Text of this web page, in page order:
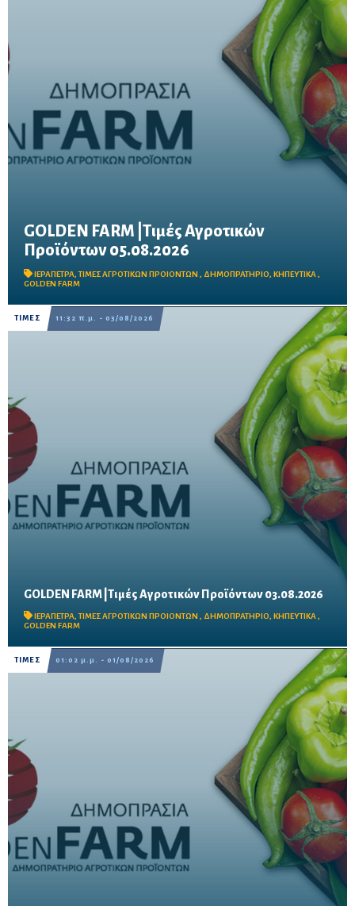
GOLDEN FARM |Τιμές Αγροτικών
Προϊόντων 05.08.2026
ΙΕΡΑΠΕΤΡΑ,ΤΙΜΕΣ ΑΓΡΟΤΙΚΩΝ ΠΡΟΙΟΝΤΩΝ , ΔΗΜΟΠΡΑΤΗΡΙΟ, ΚΗΠΕΥΤΙΚΑ,
GOLDEN FARM
ΤΙΜΕΣ 11:32 π.μ. - 03/08/2026
GOLDEN FARM |Τιμές Αγροτικών Προϊόντων 03.08.2026
ΙΕΡΑΠΕΤΡΑ,ΤΙΜΕΣ ΑΓΡΟΤΙΚΩΝ ΠΡΟΙΟΝΤΩΝ , ΔΗΜΟΠΡΑΤΗΡΙΟ, ΚΗΠΕΥΤΙΚΑ ,
GOLDEN FARM
ΤΙΜΕΣ 01:02 μ.μ. - 01/08/2026